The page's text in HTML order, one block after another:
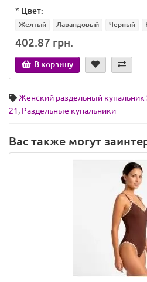
* Цвет:
Желтый Лавандовый Черный
402.87 грн.
В корзину
Женский раздельный купальник
21, Раздельные купальники
Вас также могут